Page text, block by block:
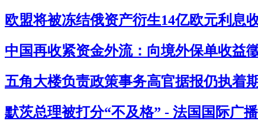
欧盟将被冻结俄资产衍生14亿欧元利息
中国再收紧资金外流：向境外保单收益
五角大楼负责政策事务高官据报仍执着
默茨总理被打分“不及格” - 法国国际广